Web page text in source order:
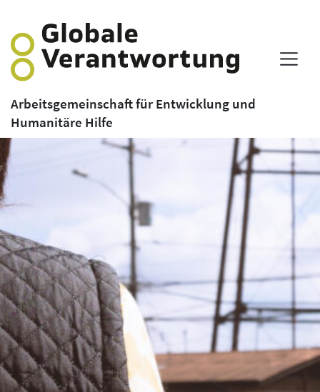
Arbeitsgemeinschaft für Entwicklung und
Humanitäre Hilfe